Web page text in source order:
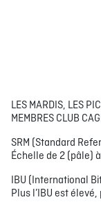
LES MARDIS, LES
MEMBRES CLUB
SRM (Standard
Échelle de 2 (pâle)
IBU (International
Plus l’IBU est